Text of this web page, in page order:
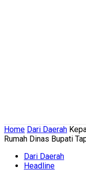
Home Dari Daerah
Rumah Dinas Bupati
Dari Daerah
Headline